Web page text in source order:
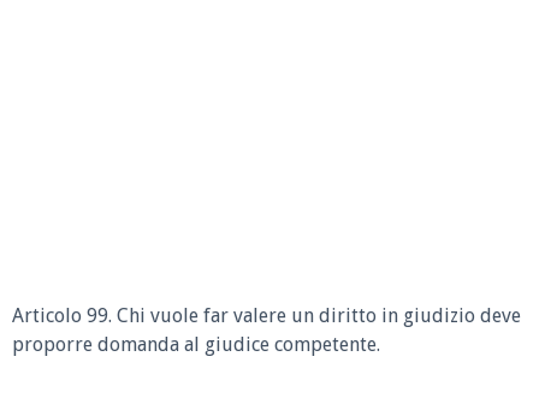
Articolo 99. Chi vuole far valere un diritto in giudizio deve
proporre domanda al giudice competente.